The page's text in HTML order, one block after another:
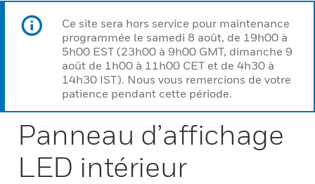
Ce site sera hors service pour maintenance
programmée le samedi 8 août, de 19h00 à
5h00 EST (23h00 à 9h00 GMT, dimanche 9
août de 1h00 à 11h00 CET et de 4h30 à
14h30 IST). Nous vous remercions de votre
patience pendant cette période.
Panneau d’affichage
LED intérieur